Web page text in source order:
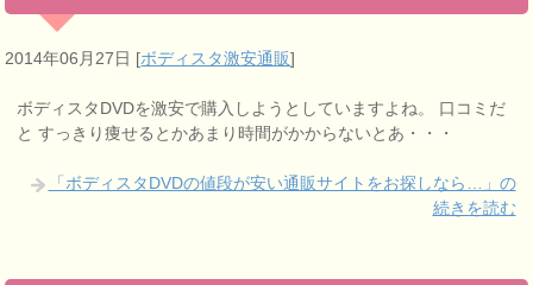
2014年06月27日 [ボディスタ激安通販]
ボディスタDVDを激安で購入しようとしていますよね。 口コミだ
と すっきり痩せるとかあまり時間がかからないとあ・・・
「ボディスタDVDの値段が安い通販サイトをお探しなら…」の
続きを読む